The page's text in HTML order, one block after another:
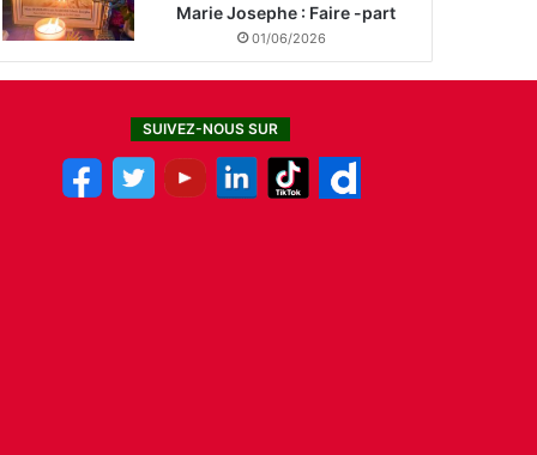
Marie Josephe : Faire -part
01/06/2026
SUIVEZ-NOUS SUR